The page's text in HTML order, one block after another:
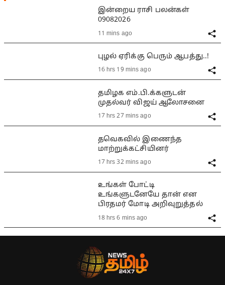
இன்றைய ராசி பலன்கள்
09082026
11 mins ago
புழல் ஏரிக்கு பெரும் ஆபத்து..!
16 hrs 19 mins ago
தமிழக எம்.பி.க்களுடன்
முதல்வர் விஜய் ஆலோசனை
17 hrs 27 mins ago
தவெகவில் இணைந்த
மாற்றுக்கட்சியினர்
17 hrs 32 mins ago
உங்கள் போட்டி
உங்களுடனேயே தான் என
பிரதமர் மோடி அறிவுறுத்தல்
18 hrs 6 mins ago